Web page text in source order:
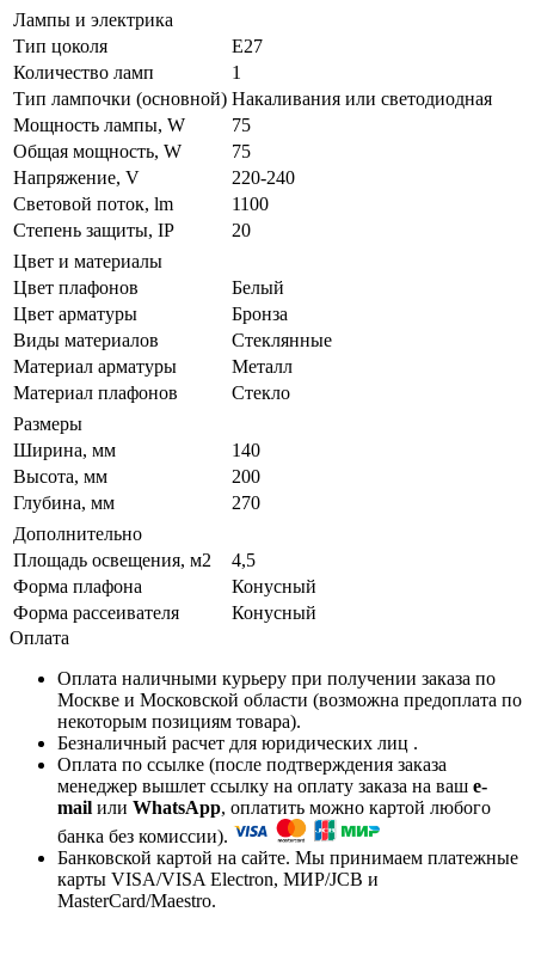
Лампы и электрика
Тип цоколя
E27
Количество ламп
1
Тип лампочки (основной) Накаливания или светодиодная
Мощность лампы, W
75
Общая мощность, W
75
Напряжение, V
220-240
Световой поток, lm
1100
Степень защиты, IP
20
Цвет и материалы
Цвет плафонов
Белый
Цвет арматуры
Бронза
Виды материалов
Стеклянные
Материал арматуры
Металл
Материал плафонов
Стекло
Размеры
Ширина, мм
140
Высота, мм
200
Глубина, мм
270
Дополнительно
Площадь освещения, м2
4,5
Форма плафона
Конусный
Форма рассеивателя
Конусный
Оплата
Оплата наличными курьеру при получении заказа по
Москве и Московской области (возможна предоплата по
некоторым позициям товара).
Безналичный расчет для юридических лиц .
Оплата по ссылке (после подтверждения заказа
менеджер вышлет ссылку на оплату заказа на ваш e-
mail или WhatsApp, оплатить можно картой любого
банка без комиссии).
Банковской картой на сайте. Мы принимаем платежные
карты VISA/VISA Electron, МИР/JCB и
MasterCard/Maestro.